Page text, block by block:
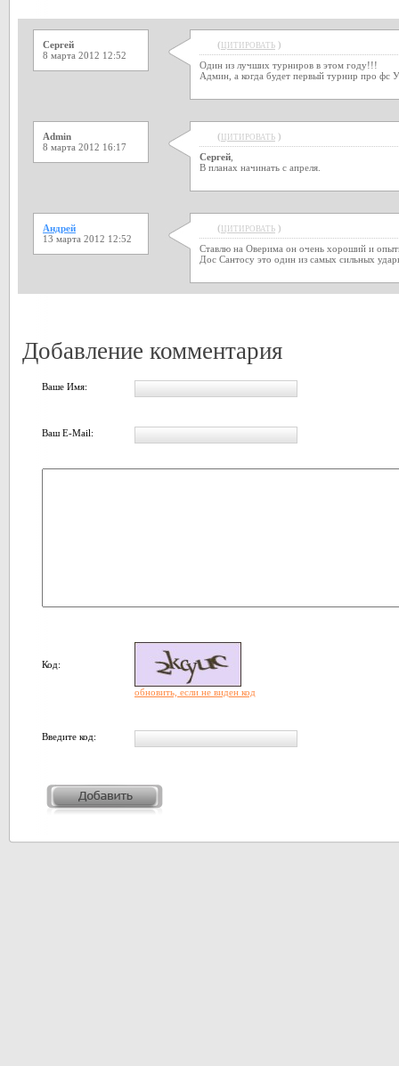
Сергей
8 марта 2012 12:52
( ЦИТИРОВАТЬ )
Один из лучших турниров в этом году!!!
Админ, а когда будет первый турнир про фс
Admin
8 марта 2012 16:17
( ЦИТИРОВАТЬ )
Сергей
В планах начинать с апреля.
Андрей
13 марта 2012 12:52
( ЦИТИРОВАТЬ )
Ставлю на Оверима он очень хороший и
Дос Сантосу это один из самых сильных
Добавление комментария
Ваше Имя:
Ваш E-Mail:
Код:
обновить, если не виден код
Введите код: